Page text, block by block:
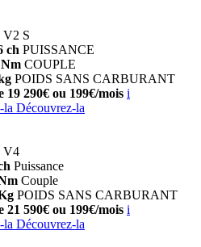
V2 S
ch PUISSANCE
COUPLE
POIDS SANS CARBURANT
290€ ou 199€/mois i
la Découvrez-la
V4
Puissance
Couple
POIDS SANS CARBURANT
590€ ou 199€/mois i
la Découvrez-la